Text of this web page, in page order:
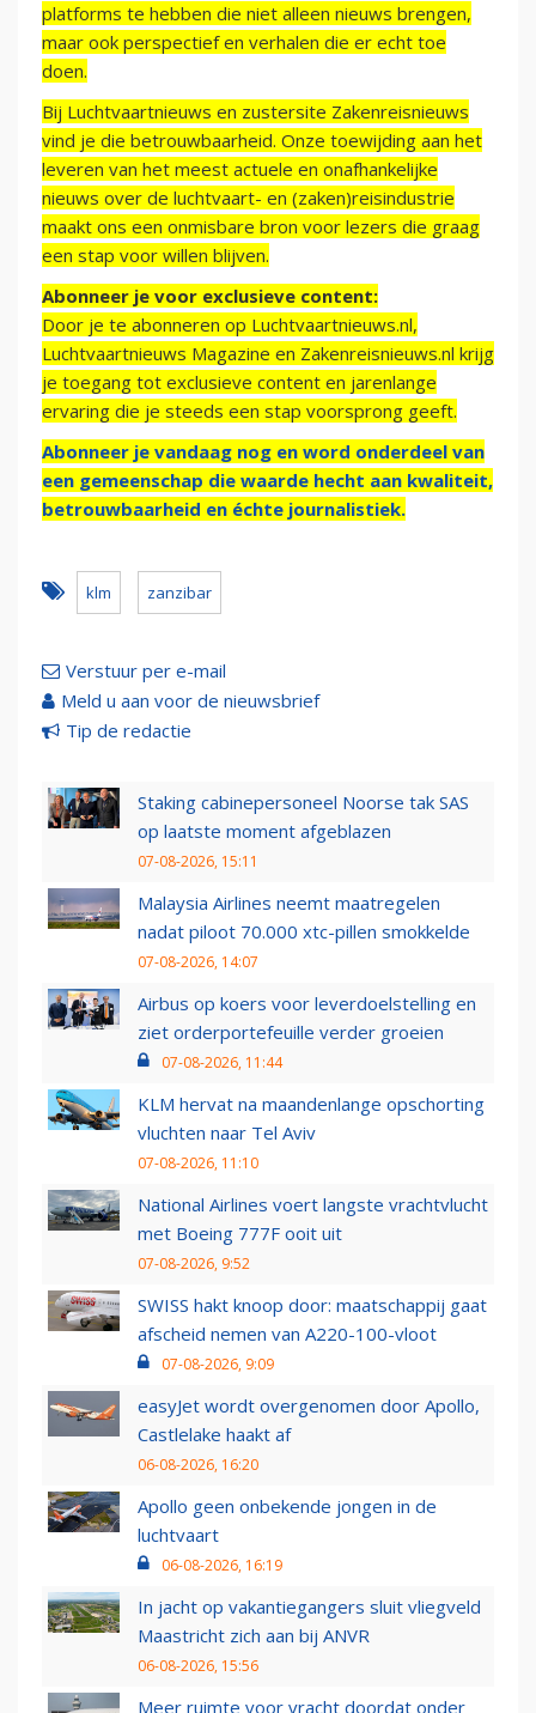
platforms te hebben die niet alleen nieuws brengen,
maar ook perspectief en verhalen die er echt toe
doen.
Bij Luchtvaartnieuws en zustersite Zakenreisnieuws
vind je die betrouwbaarheid. Onze toewijding aan het
leveren van het meest actuele en onafhankelijke
nieuws over de luchtvaart- en (zaken)reisindustrie
maakt ons een onmisbare bron voor lezers die graag
een stap voor willen blijven.
Abonneer je voor exclusieve content:
Door je te abonneren op Luchtvaartnieuws.nl,
Luchtvaartnieuws Magazine en Zakenreisnieuws.nl krijg
je toegang tot exclusieve content en jarenlange
ervaring die je steeds een stap voorsprong geeft.
Abonneer je vandaag nog en word onderdeel van
een gemeenschap die waarde hecht aan kwaliteit,
betrouwbaarheid en échte journalistiek.
klm zanzibar
Verstuur per e-mail
Meld u aan voor de nieuwsbrief
Tip de redactie
Staking cabinepersoneel Noorse tak SAS
op laatste moment afgeblazen
07-08-2026, 15:11
Malaysia Airlines neemt maatregelen
nadat piloot 70.000 xtc-pillen smokkelde
07-08-2026, 14:07
Airbus op koers voor leverdoelstelling en
ziet orderportefeuille verder groeien
07-08-2026, 11:44
KLM hervat na maandenlange opschorting
vluchten naar Tel Aviv
07-08-2026, 11:10
National Airlines voert langste vrachtvlucht
met Boeing 777F ooit uit
07-08-2026, 9:52
SWISS hakt knoop door: maatschappij gaat
afscheid nemen van A220-100-vloot
07-08-2026, 9:09
easyJet wordt overgenomen door Apollo,
Castlelake haakt af
06-08-2026, 16:20
Apollo geen onbekende jongen in de
luchtvaart
06-08-2026, 16:19
In jacht op vakantiegangers sluit vliegveld
Maastricht zich aan bij ANVR
06-08-2026, 15:56
Meer ruimte voor vracht doordat onder